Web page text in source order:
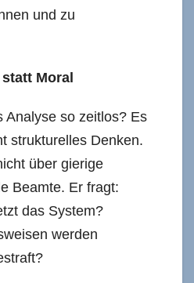
und zu
Moral
Analyse so zeitlos? Es
strukturelles Denken.
über gierige
Beamte. Er fragt:
das System?
werden